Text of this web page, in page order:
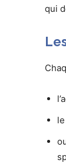
qui